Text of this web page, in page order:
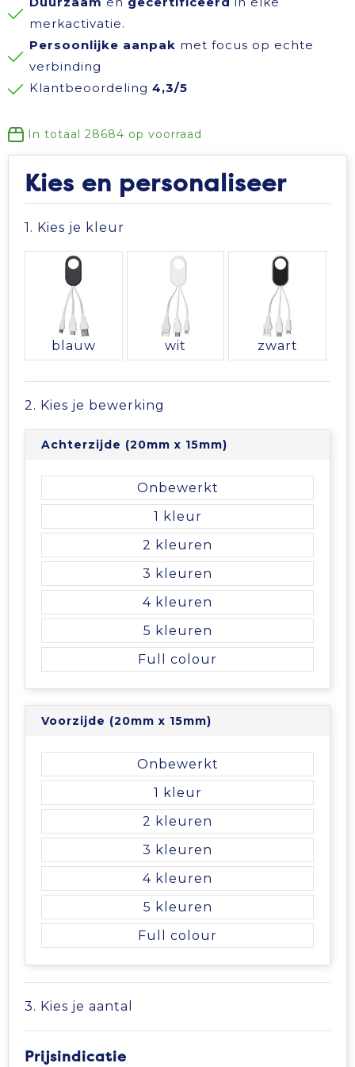
Reisbenodigdheden
Schrijfwaren
Snoepgoed
Spellen voor binnen en buiten
Themapakketten
Veiligheid, Auto en Fiets
Vrije tijd en Strand
Waterflesjes
Reflecterende polo's
Reflecterende vesten
Schorten en Sloven
Sweaters
T-Shirts
Veiligheidssignalering en Verlichting
Veiligheidsvesten en Veiligheidshesjes
Vesten
Gehoorbescherming
Schoenen
Sweaters
Gilets
Koeltassen en Koelboxen
Koffers en Trolleys
Matrozentassen
Opbergtassen
Opvouwbare tassen
Papieren tassen
Picknicktassen en manden
Promotietassen
Reistassen
Rugzakken
Schoudertassen
Sporttassen
Toilettassen
Waterbestendige tassen
Aktetassen
merkactivatie.
Persoonlijke aanpak met focus op echte
verbinding
Klantbeoordeling 4,3/5
In totaal 28684 op voorraad
Kies en personaliseer
1. Kies je kleur
blauw wit zwart
2. Kies je bewerking
Achterzijde (20mm x 15mm)
Onbewerkt
1
2
3
4
5
Full colour
Voorzijde (20mm x 15mm)
Onbewerkt
1
2
3
4
5
Full colour
3. Kies je aantal
Prijsindicatie